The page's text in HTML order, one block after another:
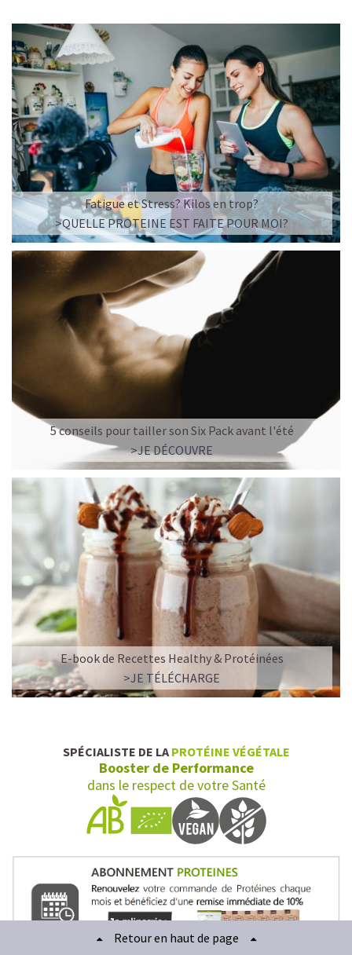
Fatigue et Stress? Kilos en trop?
>QUELLE PROTEINE EST FAITE POUR MOI?
5 conseils pour tailler son Six Pack avant l'été
>JE DÉCOUVRE
E-book de Recettes Healthy & Protéinées
>JE TÉLÉCHARGE
SPÉCIALISTE DE LA PROTÉINE VÉGÉTALE
Booster de Performance
dans le respect de votre Santé
Retour en haut de page